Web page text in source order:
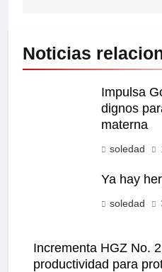
Noticias
Impulsa
dignos
materna
soledad
Ya hay
soledad
Incrementa HGZ No.
productividad para